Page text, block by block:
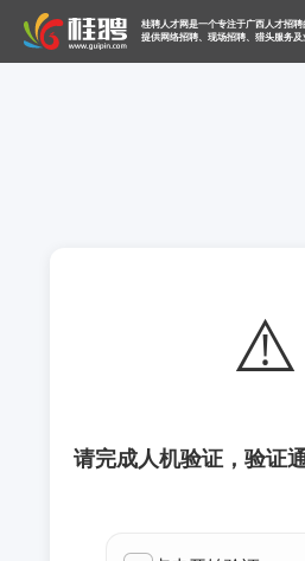
桂聘人才网是一个专注于广西人才招
提供网络招聘、现场招聘、猎头服务及
⚠️
请完成人机验证，验证